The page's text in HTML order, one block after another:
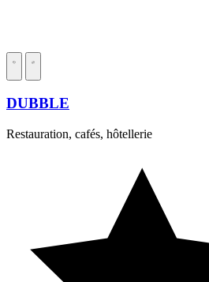
DUBBLE
Restauration, cafés, hôtellerie